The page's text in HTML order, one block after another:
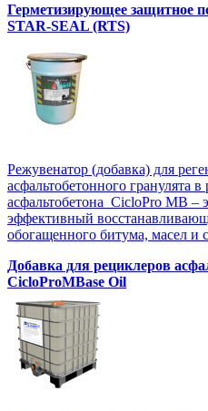
Герметизирующее защитное
STAR-SEAL (RTS)
Режувенатор (добавка) для
асфальтобетонного гранулята в
асфальтобетона CicloPro MB –
эффективный
обогащенного битума, масел и
Добавка для рециклеров
CicloProMBase Oil